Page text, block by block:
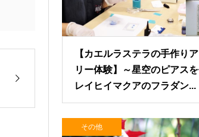
【カエルラステラの手作り
リー体験】～星空のピアス
レイヒイマクアのフラダン...
その他